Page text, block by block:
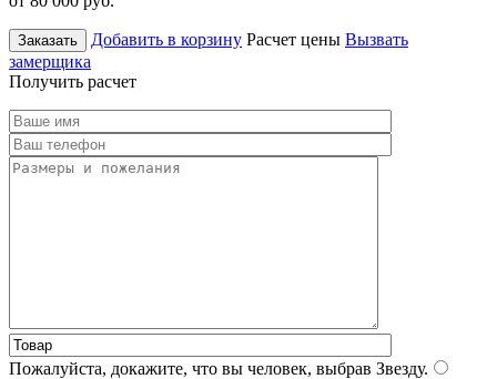
Заказать Добавить в корзину Расчет цены Вызвать
замерщика
Получить расчет
Пожалуйста, докажите, что вы человек, выбрав Звезду.